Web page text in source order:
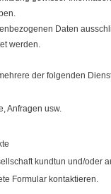
Daten
werden.
der folgenden
Anfragen usw.
kundtun und/oder
Formular kontaktieren.